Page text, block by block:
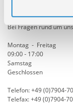
Bei Fragen rund um
Montag - Freitag
09:00 - 17:00
Samstag
Geschlossen
Telefon: +49 (0)7904-
Telefax: +49 (0)7904-